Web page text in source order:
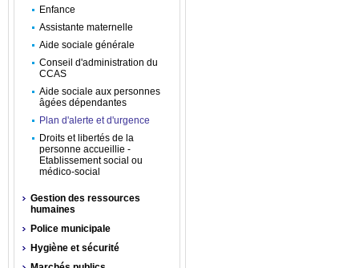
Enfance
Assistante maternelle
Aide sociale générale
Conseil d'administration du
CCAS
Aide sociale aux personnes
âgées dépendantes
Plan d'alerte et d'urgence
Droits et libertés de la
personne accueillie -
Etablissement social ou
médico-social
Gestion des ressources
humaines
Police municipale
Hygiène et sécurité